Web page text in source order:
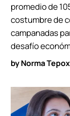
byNorma Tepox
promedio de
costumbre de
campanadas
desafío